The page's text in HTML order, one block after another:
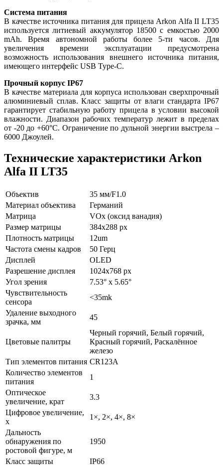
Система питания
В качестве источника питания для прицела Arkon Alfa II LT35
используется литиевый аккумулятор 18500 с емкостью 2000
mAh. Время автономной работы более 5-ти часов. Для
увеличения времени эксплуатации предусмотрена
возможность использования внешнего источника питания,
имеющего интерфейс USB Type-C.
Прочный корпус IP67
В качестве материала для корпуса использован сверхпрочный
алюминиевый сплав. Класс защиты от влаги стандарта IP67
гарантирует стабильную работу прицела в условии высокой
влажности. Диапазон рабочих температур лежит в пределах
от -20 до +60°С. Ограничение по дульной энергии выстрела –
6000 Джоулей.
Технические характеристики Arkon
Alfa II LT35
Объектив
35 мм/F1.0
Материал объектива
Германий
Матрица
VOx (оксид ванадия)
Размер матрицы
384x288 px
Плотность матрицы
12um
Частота смены кадров
50 Герц
Дисплей
OLED
Разрешение дисплея
1024x768 px
Угол зрения
7.53° x 5.65°
Чувствительность
сенсора
<35mk
Удаление выходного
зрачка, мм
45
Цветовые палитры
Черный горячий, Белый горячий,
Красный горячий, Раскалённое
железо
Тип элементов питания CR123A
Количество элементов
питания
1
Оптическое
увеличение, крат
3.3
Цифровое увеличение,
х
1×, 2×, 4×, 8×
Дальность
обнаружения по
ростовой фигуре, м
1950
Класс защиты IP66